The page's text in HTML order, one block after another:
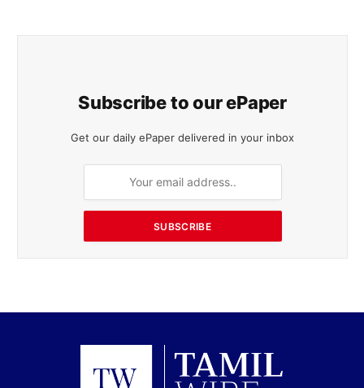
Subscribe to our ePaper
Get our daily ePaper delivered in your inbox
SUBSCRIBE